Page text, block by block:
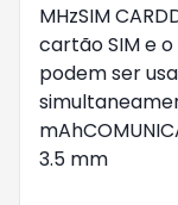
MHzSIM
cartão SIM e
podem ser
3.5 mm